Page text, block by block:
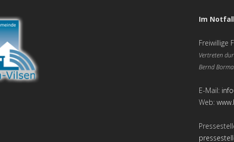
Im
Freiwillige
Vertreten
Bernd
E-Mail:
Web: